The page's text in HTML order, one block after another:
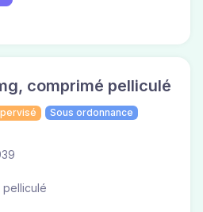
comprimé pelliculé
Sous ordonnance
pelliculé